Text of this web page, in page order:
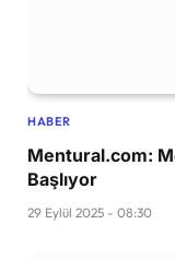
HABER
Mentural.com:
Başlıyor
29 Eylül 2025 - 08:30